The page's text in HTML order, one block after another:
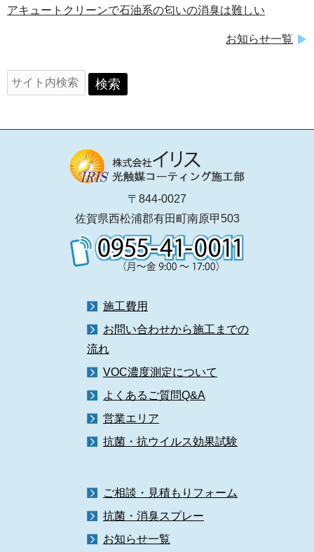
アキュートクリーンで石油系の匂いの消臭は難しい
お知らせ一覧
〒844-0027
佐賀県西松浦郡有田町南原甲503
施工費用
お問い合わせから施工までの
流れ
VOC濃度測定について
よくあるご質問Q&A
営業エリア
抗菌・抗ウイルス効果試験
ご相談・見積もりフォーム
抗菌・消臭スプレー
お知らせ一覧